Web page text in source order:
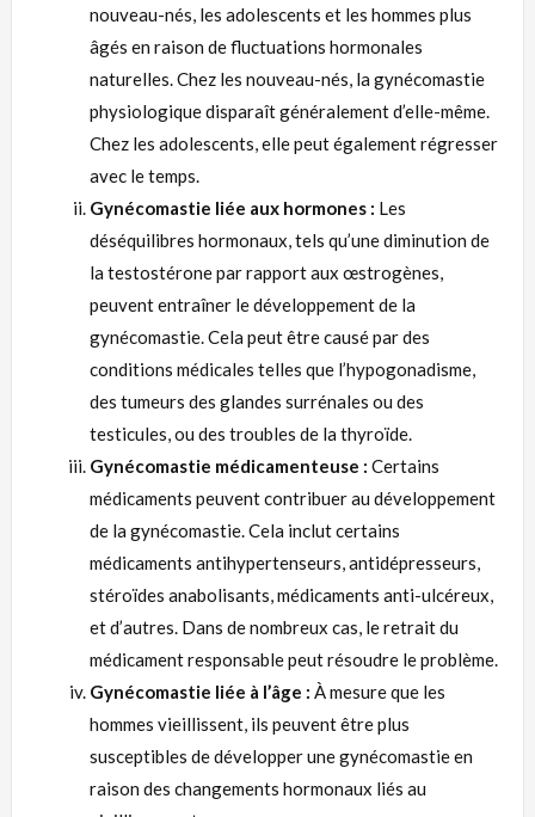
nouveau-nés, les adolescents et les hommes plus
âgés en raison de fluctuations hormonales
naturelles. Chez les nouveau-nés, la gynécomastie
physiologique disparaît généralement d’elle-même.
Chez les adolescents, elle peut également régresser
avec le temps.
Gynécomastie liée aux hormones : Les
déséquilibres hormonaux, tels qu’une diminution de
la testostérone par rapport aux œstrogènes,
peuvent entraîner le développement de la
gynécomastie. Cela peut être causé par des
conditions médicales telles que l’hypogonadisme,
des tumeurs des glandes surrénales ou des
testicules, ou des troubles de la thyroïde.
Gynécomastie médicamenteuse : Certains
médicaments peuvent contribuer au développement
de la gynécomastie. Cela inclut certains
médicaments antihypertenseurs, antidépresseurs,
stéroïdes anabolisants, médicaments anti-ulcéreux,
et d’autres. Dans de nombreux cas, le retrait du
médicament responsable peut résoudre le problème.
Gynécomastie liée à l’âge : À mesure que les
hommes vieillissent, ils peuvent être plus
susceptibles de développer une gynécomastie en
raison des changements hormonaux liés au